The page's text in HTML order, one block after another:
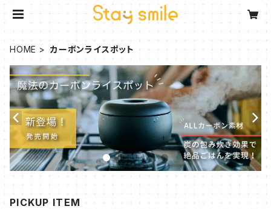
HOME カーボンライスポット
PICKUP ITEM